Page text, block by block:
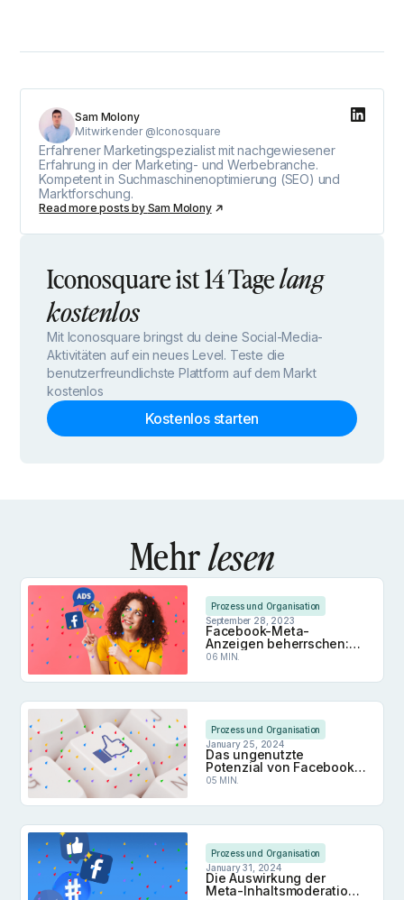
Sam Molony
Mitwirkender @Iconosquare
Erfahrener Marketingspezialist mit nachgewiesener
Erfahrung in der Marketing- und Werbebranche.
Kompetent in Suchmaschinenoptimierung (SEO) und
Marktforschung.
Read more posts by Sam Molony
Iconosquare ist 14 Tagelang
kostenlos
Mit Iconosquare bringst du deine Social-Media-
Aktivitäten auf ein neues Level. Teste die
benutzerfreundlichste Plattform auf dem Markt
kostenlos
Kostenlos starten
Mehrlesen
Prozess und Organisation
September 28, 2023
Facebook-Meta-
Anzeigen beherrschen:
Optimieren Sie die
Sie Ihr Publikum
06 MIN.
Prozess und Organisation
January 25, 2024
Das ungenutzte
Potenzial von Facebook-
Gruppen für die
05 MIN.
Prozess und Organisation
January 31, 2024
Die Auswirkung der
Meta-Inhaltsmoderation